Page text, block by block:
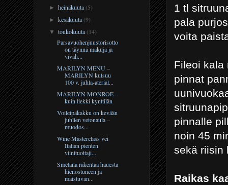
1 tl
pala
voita
Fileoi kala
pinnat
pinnalle
noin 45
sekä riisin
Raikas
►heinäkuuta(5)
►kesäkuuta(9)
▼toukokuuta(14)
Parsavuohenjuustorisotto
on täynnä makuja ja
vivah...
MARILYN MENU –
MARILYN kutsuu
100 v. juhla-aterial...
MARILYN MONROE –
kuin liekki kynttilän
Voileipäkakku on kevään
juhlien vetonaula –
muodos...
Wine Masterclass vei
Italian pienten
viinituottaji...
Smetana rakentaa hauesta
hienostuneen ja
maistuvan...